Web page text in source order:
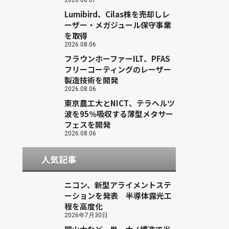
Lumibird、Cilas株を売却しレ
ーザー・メガジュール保守事業
を取得
2026.08.06
フラウンホーファーILT、PFAS
フリーコーティングのレーザー
製造技術を開発
2026.08.06
東京農工大とNICT、テラヘルツ
波を95％吸収する薄型メタサー
フェスを開発
2026.08.06
人気記事
ニコン、新型アライメントステ
ーションを発表 半導体露光工
程を高度化
2026年7月30日